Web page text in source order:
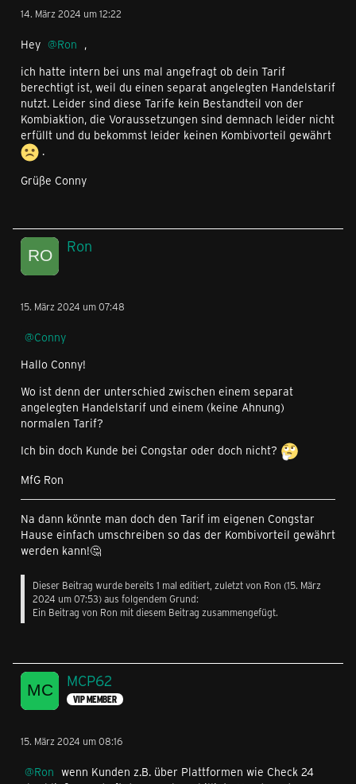
14. März 2024 um 12:22
Hey Ron ,
ich hatte intern bei uns mal angefragt ob dein Tarif
berechtigt ist, weil du einen separat angelegten Handelstarif
nutzt. Leider sind diese Tarife kein Bestandteil von der
Kombiaktion, die Voraussetzungen sind demnach leider nicht
erfüllt und du bekommst leider keinen Kombivorteil gewährt
.
Grüße Conny
Ron
15. März 2024 um 07:48
Conny
Hallo Conny!
Wo ist denn der unterschied zwischen einem separat
angelegten Handelstarif und einem (keine Ahnung)
normalen Tarif?
Ich bin doch Kunde bei Congstar oder doch nicht?
MfG Ron
Na dann könnte man doch den Tarif im eigenen Congstar
Hause einfach umschreiben so das der Kombivorteil gewährt
werden kann!🤔
Dieser Beitrag wurde bereits 1 mal editiert, zuletzt von Ron (15. März
2024 um 07:53) aus folgendem Grund:
Ein Beitrag von Ron mit diesem Beitrag zusammengefügt.
MCP62
VIP MEMBER
15. März 2024 um 08:16
Ron wenn Kunden z.B. über Plattformen wie Check 24